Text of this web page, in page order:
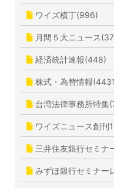
ワイズ横丁(996)
月間５大ニュース
経済統計速報(448)
株式・為替情報
台湾法律事務所特集
ワイズニュース創刊
三井住友銀行セミナ
みずほ銀行セミナー